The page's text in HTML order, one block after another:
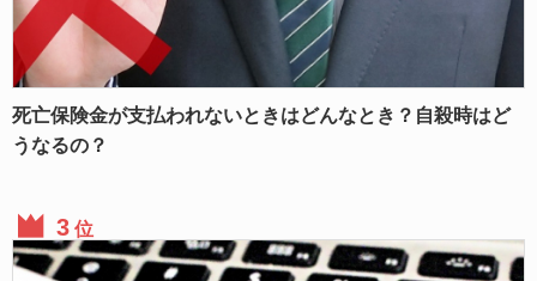
死亡保険金が支払われないときはどんなとき？自殺時はど
うなるの？
位